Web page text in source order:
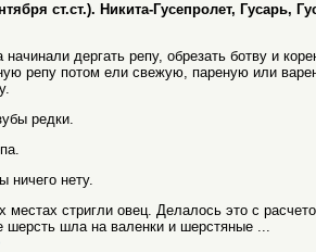
ст.ст.). Никита-Гусепролет, Гусарь,
начинали дергать репу, обрезать ботву и
репу потом ели свежую, пареную или
редки.
ничего нету.
местах стригли овец. Делалось это с
шерсть шла на валенки и шерстяные ...